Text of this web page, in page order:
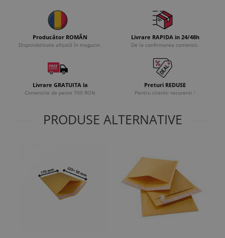
Producător ROMÂN
Disponibilitate afișată în magazin.
Livrare RAPIDA in 24/48h
De la confirmarea comenzii.
Livrare GRATUITA la
Comenzile de peste 700 RON
Preturi REDUSE
Pentru clientii recurenti !
PRODUSE ALTERNATIVE